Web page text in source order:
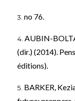
no 76.
AUBIN-
(dir.) (2014).
éditions).
BARKER,